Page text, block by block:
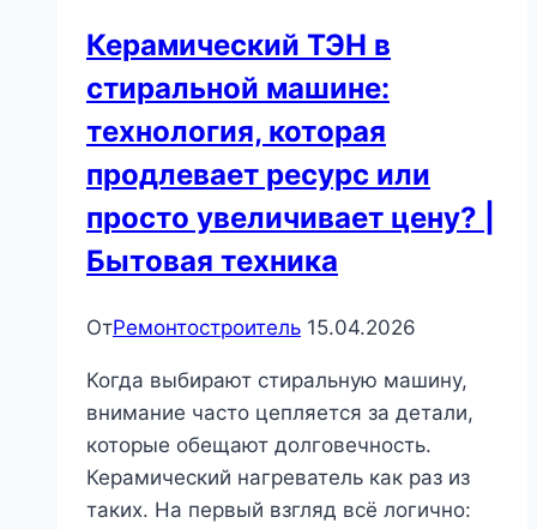
Керамический ТЭН в
стиральной машине:
технология, которая
продлевает ресурс или
просто увеличивает цену? |
Бытовая техника
ОтРемонтостроитель 15.04.2026
Когда выбирают стиральную машину,
внимание часто цепляется за детали,
которые обещают долговечность.
Керамический нагреватель как раз из
таких. На первый взгляд всё логично: